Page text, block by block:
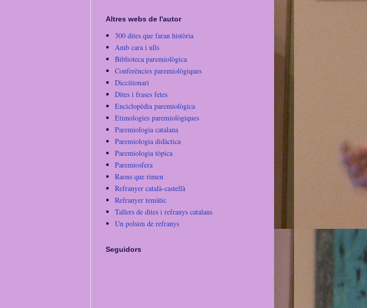
Altres webs de l'autor
300 dites que faran història
Amb cara i ulls
Biblioteca paremiològica
Conferències paremiològiques
Diccitionari
Dites i frases fetes
Enciclopèdia paremiològica
Etimologies paremiològiques
Paremiologia catalana
Paremiologia didàctica
Paremiologia tòpica
Paremiosfera
Raons que rimen
Refranyer català-castellà
Refranyer temàtic
Tallers de dites i refranys catalans
Un polsim de refranys
Seguidors